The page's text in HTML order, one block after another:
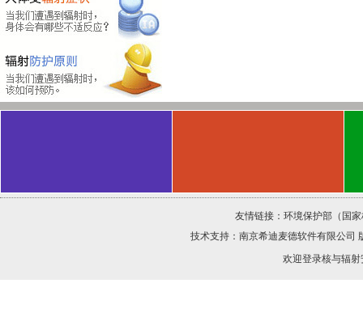
友情链接： 环境保护部（国
技术支持：南京希迪麦德软件有限公司
欢迎登录核与辐